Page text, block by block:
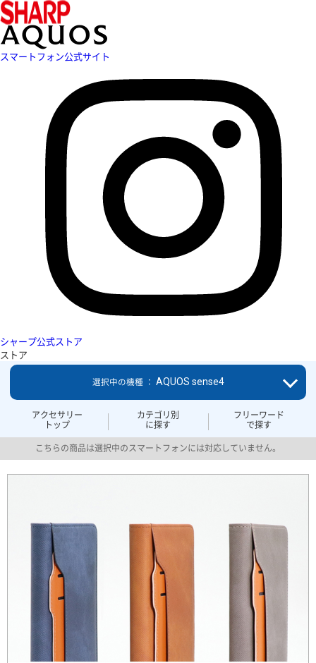
スマートフォン公式サイト
シャープ公式ストア
ストア
アクセサリー
トップ
カテゴリ別
に探す
フリーワード
で探す
選択中の機種 ： AQUOS sense4
こちらの商品は選択中のスマートフォンには対応していません。